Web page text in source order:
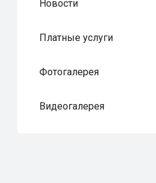
Новости
Платные услуги
Фотогалерея
Видеогалерея